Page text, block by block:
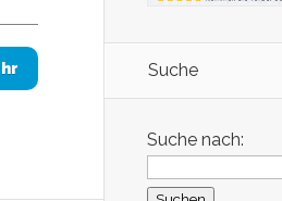
Suche
Suche nach: